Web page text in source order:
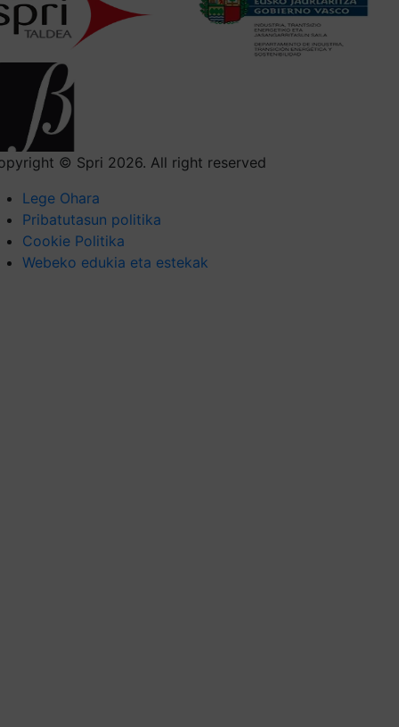
© Spri 2026. All right reserved
Lege Ohara
Pribatutasun politika
Cookie Politika
Webeko edukia eta estekak